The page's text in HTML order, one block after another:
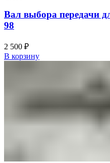
Вал выбора передачи
98
2 500 ₽
В корзину